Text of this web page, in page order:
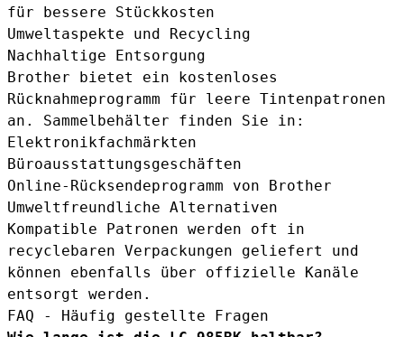
für bessere Stückkosten
Umweltaspekte und Recycling
Nachhaltige Entsorgung
Brother bietet ein kostenloses
Rücknahmeprogramm für leere Tintenpatronen
an. Sammelbehälter finden Sie in:
Elektronikfachmärkten
Büroausstattungsgeschäften
Online-Rücksendeprogramm von Brother
Umweltfreundliche Alternativen
Kompatible Patronen werden oft in
recyclebaren Verpackungen geliefert und
können ebenfalls über offizielle Kanäle
entsorgt werden.
FAQ - Häufig gestellte Fragen